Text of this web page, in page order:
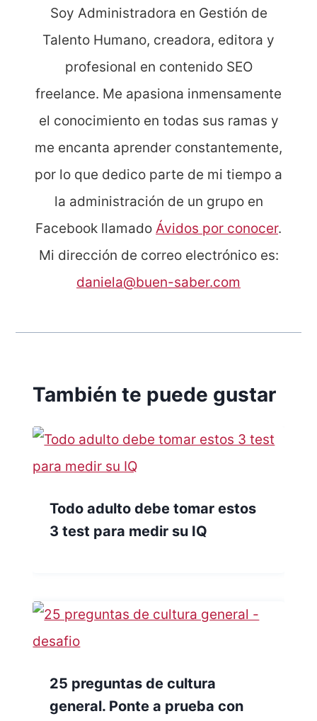
Soy Administradora en Gestión de
Talento Humano, creadora, editora y
profesional en contenido SEO
freelance. Me apasiona inmensamente
el conocimiento en todas sus ramas y
me encanta aprender constantemente,
por lo que dedico parte de mi tiempo a
la administración de un grupo en
Facebook llamado Ávidos por conocer.
Mi dirección de correo electrónico es:
daniela@buen-saber.com
También te puede gustar
Todo adulto debe tomar estos
3 test para medir su IQ
25 preguntas de cultura
general. Ponte a prueba con